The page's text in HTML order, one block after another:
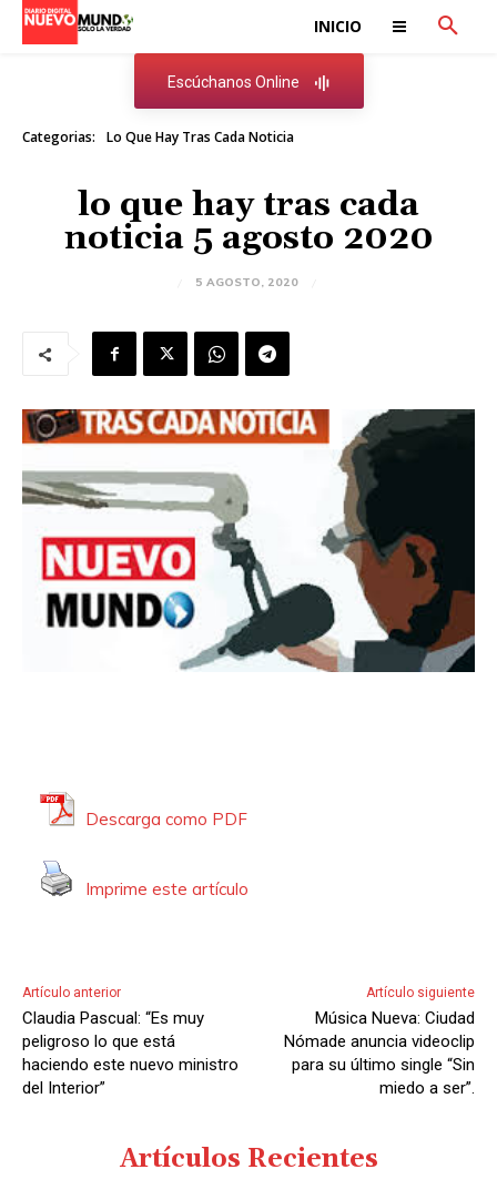
INICIO
Escúchanos Online
Categorias: Lo Que Hay Tras Cada Noticia
lo que hay tras cada
noticia 5 agosto 2020
5 AGOSTO, 2020
Descarga como PDF
Imprime este artículo
Artículo anterior
Claudia Pascual: “Es muy
peligroso lo que está
haciendo este nuevo ministro
del Interior”
Artículo siguiente
Música Nueva: Ciudad
Nómade anuncia videoclip
para su último single “Sin
miedo a ser”.
Artículos Recientes